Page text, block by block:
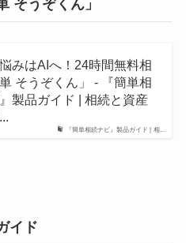
そうぞくん」
『簡単相続ナビ』製品ガイド | 相...
みはAIへ！24時間無料相
そうぞくん」 - 『簡単相
製品ガイド | 相続と資産
イド